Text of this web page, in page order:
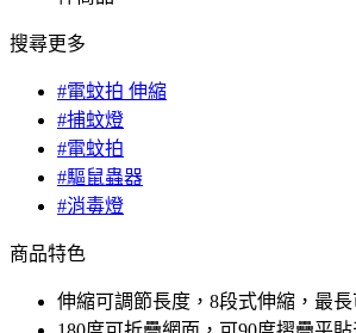
搜尋更多
#電蚊拍 伸縮
#捕蚊燈
#電蚊拍
#驅鼠蟲器
#消毒燈
商品特色
伸縮可調節長度，8段式伸縮，最